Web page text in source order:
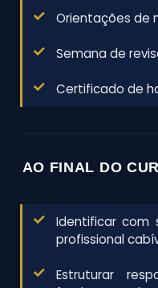
Orientações de
Semana de
Certificado de
AO FINAL DO
Identificar com
profissional
Estruturar